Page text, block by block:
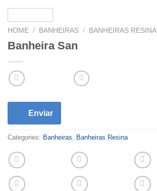
HOME / BANHEIRAS / BANHEIRAS RESINA
Banheira San
Enviar
Categories: Banheiras, Banheiras Resina